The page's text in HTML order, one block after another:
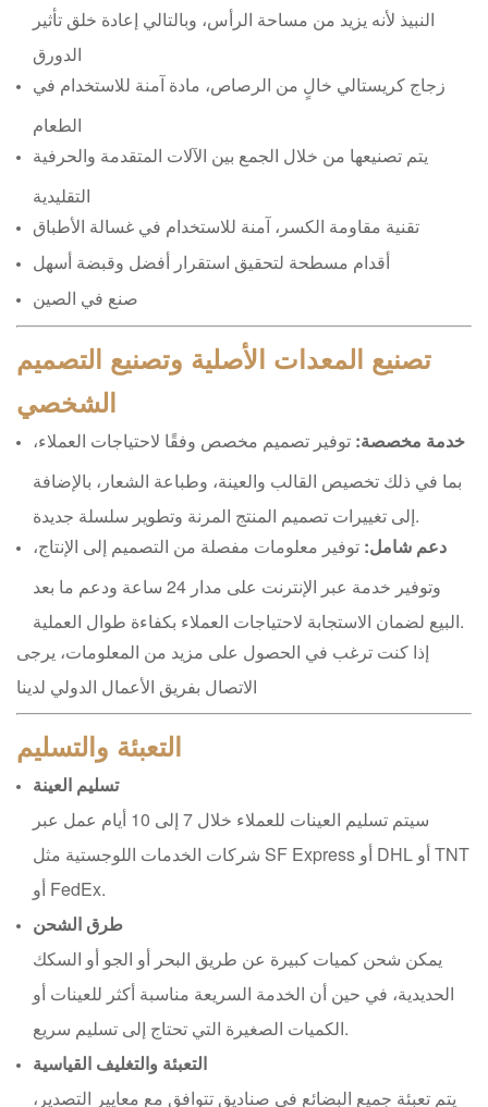
النبيذ لأنه يزيد من مساحة الرأس، وبالتالي إعادة خلق تأثير
الدورق
زجاج كريستالي خالٍ من الرصاص، مادة آمنة للاستخدام في
الطعام
يتم تصنيعها من خلال الجمع بين الآلات المتقدمة والحرفية
التقليدية
تقنية مقاومة الكسر، آمنة للاستخدام في غسالة الأطباق
أقدام مسطحة لتحقيق استقرار أفضل وقبضة أسهل
صنع في الصين
تصنيع المعدات الأصلية وتصنيع التصميم
الشخصي
خدمة مخصصة: توفير تصميم مخصص وفقًا لاحتياجات العملاء،
بما في ذلك تخصيص القالب والعينة، وطباعة الشعار، بالإضافة
دعم شامل: توفير معلومات مفصلة من التصميم إلى الإنتاج،
وتوفير خدمة عبر الإنترنت على مدار 24 ساعة ودعم ما بعد
إذا كنت ترغب في الحصول على مزيد من المعلومات، يرجى
الاتصال بفريق الأعمال الدولي لدينا
التعبئة والتسليم
تسليم العينة
سيتم تسليم العينات للعملاء خلال 7 إلى 10 أيام عمل عبر
شركات الخدمات اللوجستية مثل SF Express أو DHL أو TNT
أو FedEx.
طرق الشحن
يمكن شحن كميات كبيرة عن طريق البحر أو الجو أو السكك
الحديدية، في حين أن الخدمة السريعة مناسبة أكثر للعينات أو
الكميات الصغيرة التي تحتاج إلى تسليم سريع.
التعبئة والتغليف القياسية
يتم تعبئة جميع البضائع في صناديق تتوافق مع معايير التصدير،